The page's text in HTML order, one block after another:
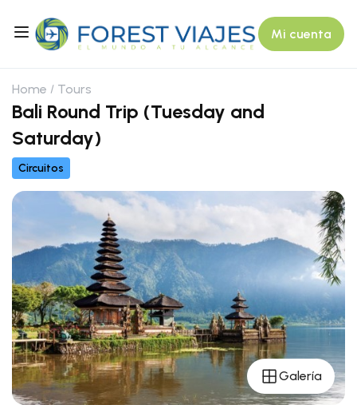
Mi cuenta
Home Tours
Bali Round Trip (Tuesday and
Saturday)
Circuitos
Galería